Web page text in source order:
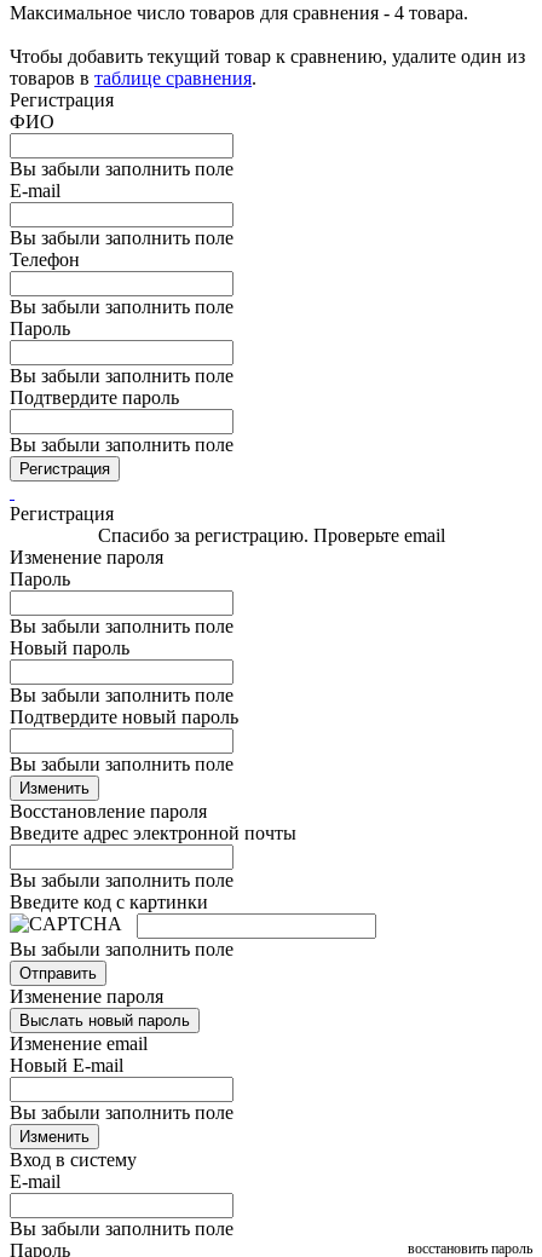
Максимальное число товаров для сравнения - 4 товара.
Чтобы добавить текущий товар к сравнению, удалите один из
товаров в таблице сравнения.
Регистрация
ФИО
Вы забыли заполнить поле
E-mail
Вы забыли заполнить поле
Телефон
Вы забыли заполнить поле
Пароль
Вы забыли заполнить поле
Подтвердите пароль
Вы забыли заполнить поле
Регистрация
Регистрация
Спасибо за регистрацию. Проверьте email
Изменение пароля
Пароль
Вы забыли заполнить поле
Новый пароль
Вы забыли заполнить поле
Подтвердите новый пароль
Вы забыли заполнить поле
Изменить
Восстановление пароля
Введите адрес электронной почты
Вы забыли заполнить поле
Введите код с картинки
Вы забыли заполнить поле
Отправить
Изменение пароля
Выслать новый пароль
Изменение email
Новый E-mail
Вы забыли заполнить поле
Изменить
Вход в систему
E-mail
Вы забыли заполнить поле
Пароль
восстановить пароль